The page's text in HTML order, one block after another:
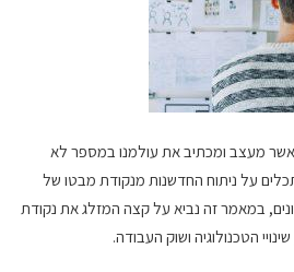
מעצב ומכתיב את עולמנו במספר לא
על ניתוח החדשנות מנקודת מבטו של
במאמר זה נביא על קצה המזלג את נקודת
הטכנולוגיה ושוק העבודה.